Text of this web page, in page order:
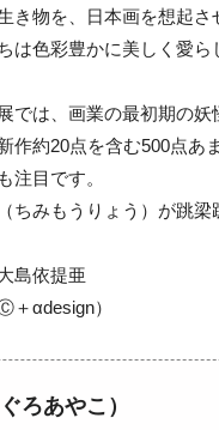
き物を、日本画を想起
は色彩豊かに美しく愛
では、画業の最初期の
作約20点を含む500点
注目です。
ちみもうりょう）が跳
島依提亜
αdesign）
ろあやこ）